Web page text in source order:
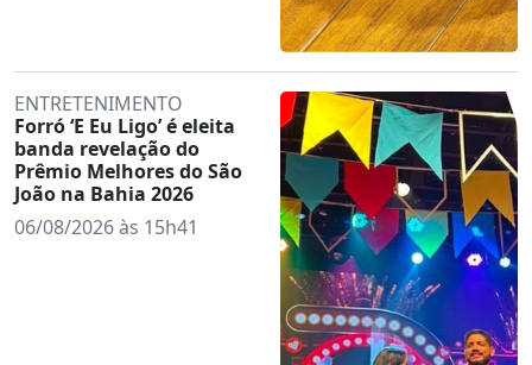
ENTRETENIMENTO
Forró ‘E Eu Ligo’ é eleita
banda revelação do
Prêmio Melhores do São
João na Bahia 2026
06/08/2026 às 15h41